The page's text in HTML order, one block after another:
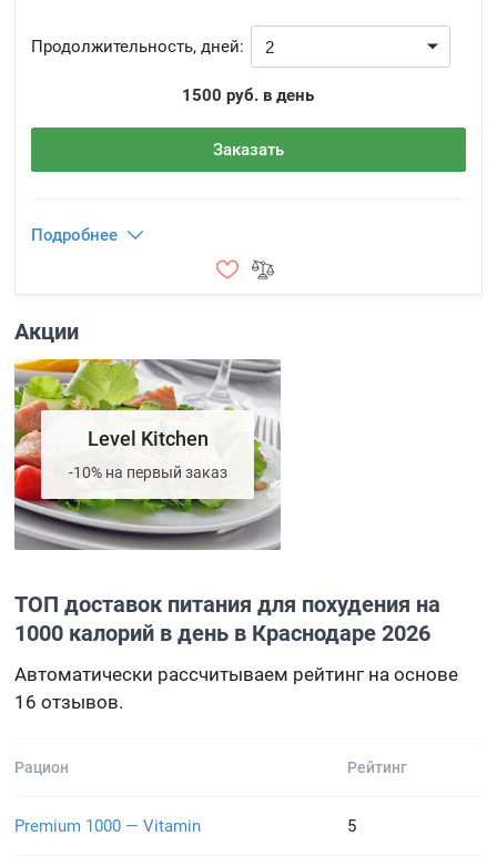
Продолжительность, дней:
1500 руб. в день
Заказать
Подробнее
Акции
Level Kitchen
-10% на первый заказ
ТОП доставок питания для похудения на
1000 калорий в день в Краснодаре 2026
Автоматически рассчитываем рейтинг на основе
16 отзывов.
Рацион Рейтинг
Premium 1000 — Vitamin 5